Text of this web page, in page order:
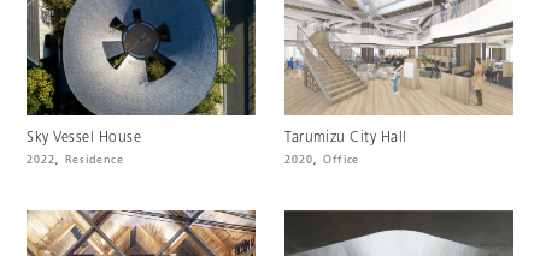
Sky Vessel House
2022, Residence
Tarumizu City Hall
2020, Office